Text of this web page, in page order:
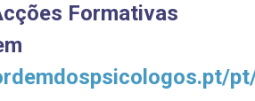
Formativas